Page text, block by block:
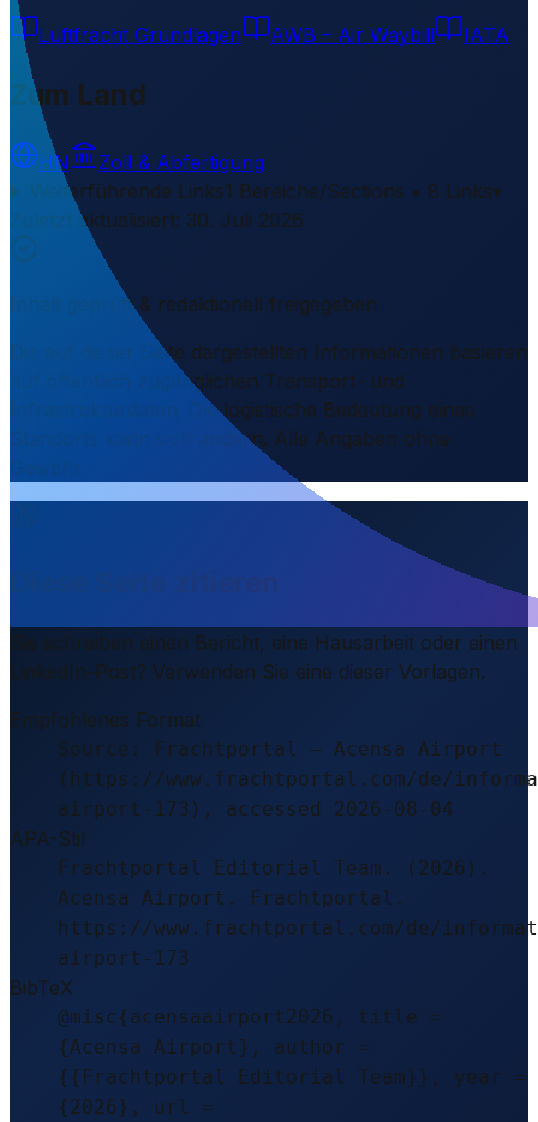
Luftfracht Grundlagen AWB – Air Waybill IATA
Zum Land
HN
Zoll & Abfertigung
Weiterführende Links1 Bereiche/Sections • 8 Links▾
Zuletzt aktualisiert: 30. Juli 2026
Inhalt geprüft & redaktionell freigegeben
Die auf dieser Seite dargestellten Informationen basieren
auf öffentlich zugänglichen Transport- und
Infrastrukturdaten. Die logistische Bedeutung eines
Standorts kann sich ändern. Alle Angaben ohne
Sie schreiben einen Bericht, eine Hausarbeit oder einen
LinkedIn-Post? Verwenden Sie eine dieser Vorlagen.
Empfohlenes Format
Source: Frachtportal – Acensa Airport
(https://www.frachtportal.com/de/
airport-173), accessed 2026-08-04
APA-Stil
Frachtportal Editorial Team. (2026).
Acensa Airport. Frachtportal.
https://www.frachtportal.com/de/
airport-173
BibTeX
@misc{acensaairport2026, title =
{Acensa Airport}, author =
{{Frachtportal Editorial Team}}, year =
{2026}, url =